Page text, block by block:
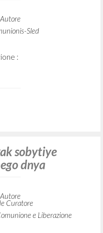
Sled
:
sobytiye
dnya
Curatore
e Liberazione